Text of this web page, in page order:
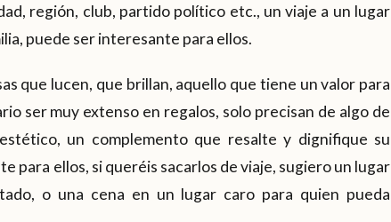
región, club, partido político etc., un viaje a un lugar
puede ser interesante para ellos.
que lucen, que brillan, aquello que tiene un valor para
ser muy extenso en regalos, solo precisan de algo de
un complemento que resalte y dignifique su
para ellos, si queréis sacarlos de viaje, sugiero un lugar
o una cena en un lugar caro para quien pueda